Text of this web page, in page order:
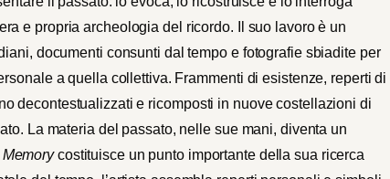
e propria archeologia del ricordo. Il suo lavoro è un
documenti consunti dal tempo e fotografie sbiadite per
a quella collettiva. Frammenti di esistenze, reperti di
decontestualizzati e ricomposti in nuove costellazioni di
La materia del passato, nelle sue mani, diventa un
costituisce un punto importante della sua ricerca